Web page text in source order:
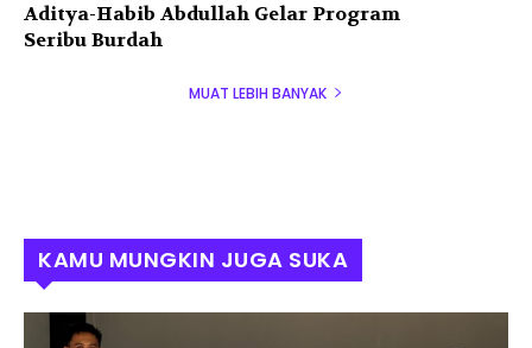
Aditya-Habib Abdullah Gelar Program
Seribu Burdah
MUAT LEBIH BANYAK
KAMU MUNGKIN JUGA SUKA